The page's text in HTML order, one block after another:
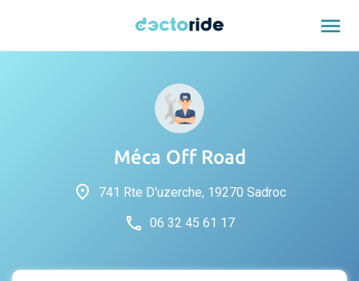
menu
Méca Off Road
place 741 Rte D'uzerche, 19270 Sadroc
phone 06 32 45 61 17